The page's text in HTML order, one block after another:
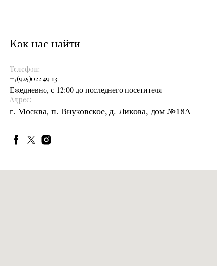
Как нас найти
Телефон:
+7(925)022 49 13
Ежедневно, с 12:00 до последнего посетителя
Адрес:
г. Москва, п. Внуковское, д. Ликова, дом №18А